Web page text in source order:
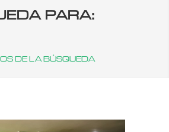
PARA:
DE LA BÚSQUEDA